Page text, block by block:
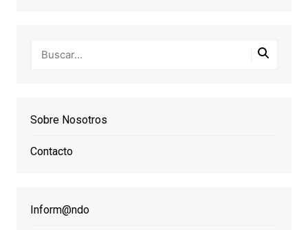
Sobre Nosotros
Contacto
Inform@ndo